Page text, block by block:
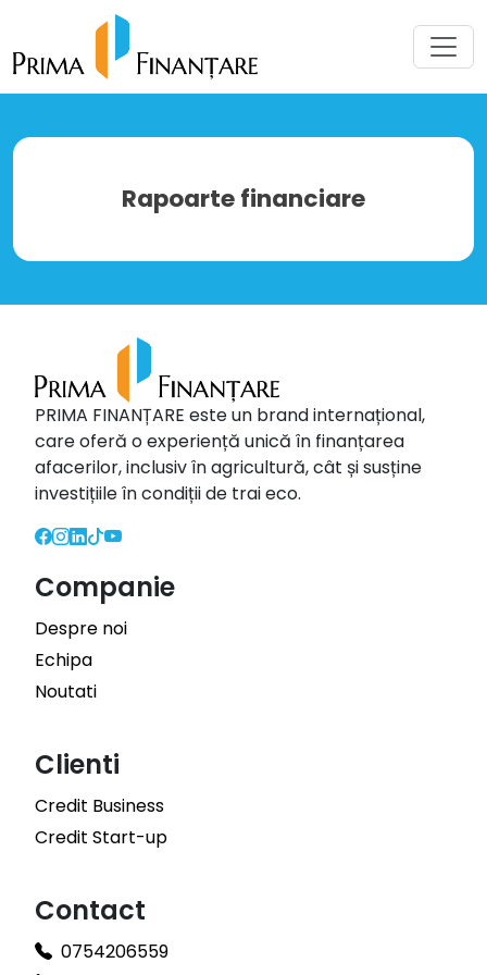
Rapoarte financiare
PRIMA FINANȚARE este un brand internațional,
care oferă o experiență unică în finanțarea
afacerilor, inclusiv în agricultură, cât și susține
investițiile în condiții de trai eco.
Companie
Despre noi
Echipa
Noutati
Clienti
Credit Business
Credit Start-up
Contact
0754206559